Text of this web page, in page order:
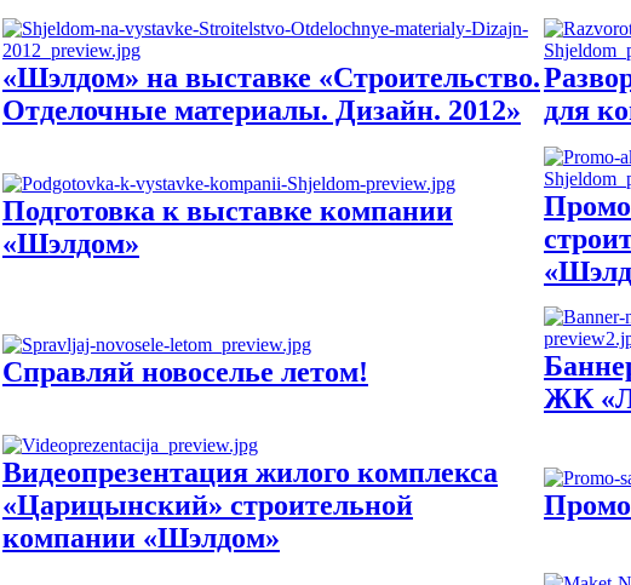
«Шэлдом» на выставке «Строительство.
Отделочные материалы. Дизайн. 2012»
для
Подготовка к выставке компании
«Шэлдом»
Справляй новоселье летом!
ЖК
Видеопрезентация жилого комплекса
«Царицынский» строительной
компании «Шэлдом»